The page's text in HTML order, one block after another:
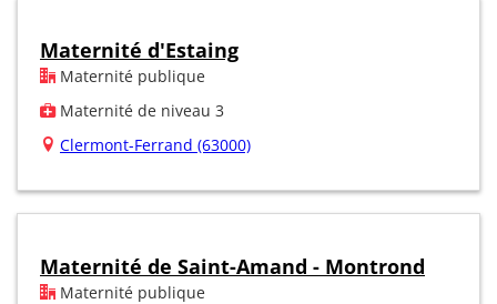
Maternité d'Estaing
Maternité publique
Maternité de niveau 3
Clermont-Ferrand (63000)
Maternité de Saint-Amand - Montrond
Maternité publique